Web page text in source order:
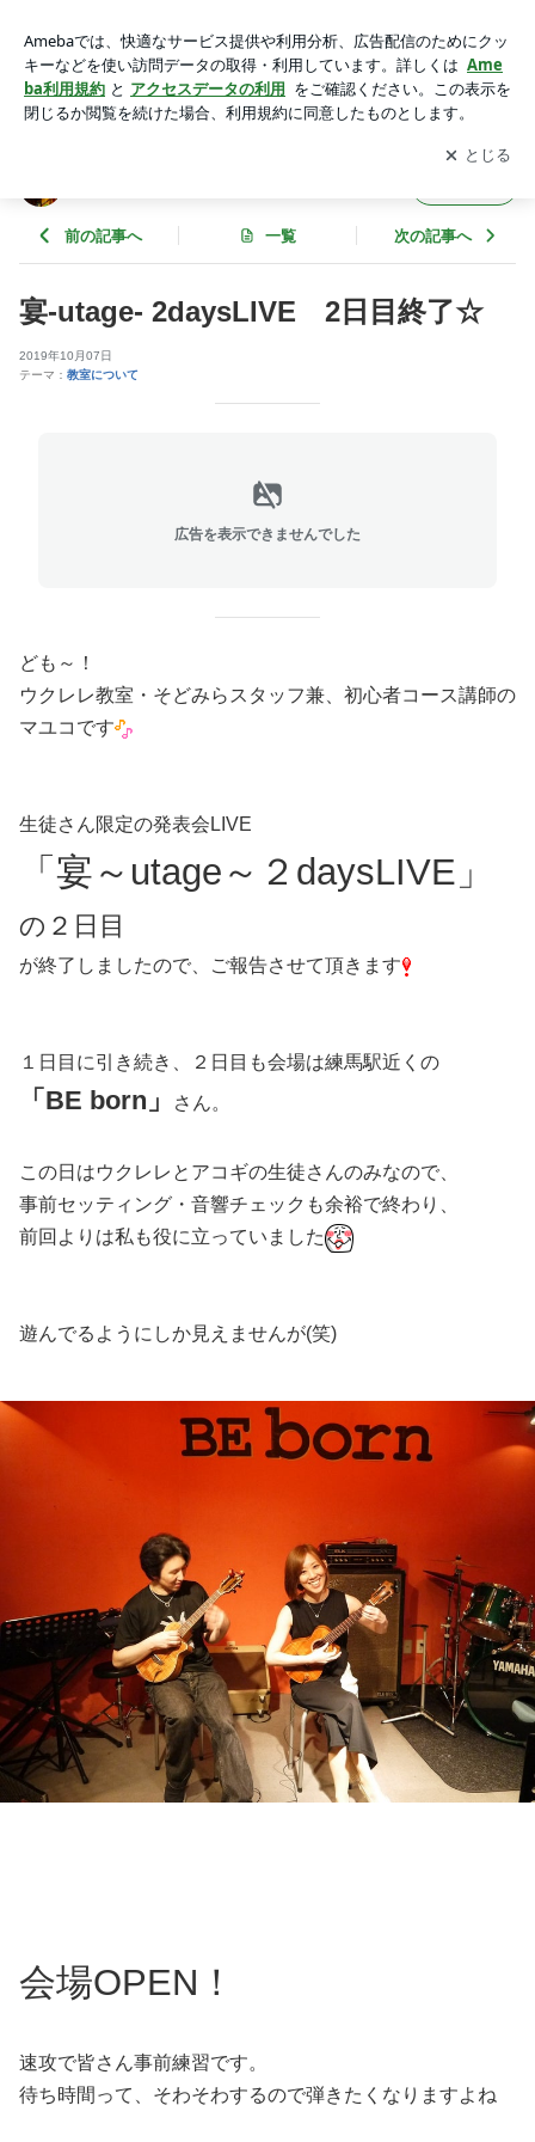
のブログアプリをダウンロードして ブログの更新通知
を受け取りまし
ょう。
開く
前の記事へ 一覧 次の記事へ
宴-utage- 2daysLIVE 2日目終了☆
2019年10月07日
テーマ： 教室について
広告を表示できませんでした
ども～！
ウクレレ教室・そどみらスタッフ兼、初心者コース講師の
マユコです
生徒さん限定の発表会LIVE
「宴～utage～２daysLIVE」
の２日目
が終了しましたので、ご報告させて頂きます
１日目に引き続き、２日目も会場は練馬駅近くの
「BE born」 さん。
この日はウクレレとアコギの生徒さんのみなので、
事前セッティング・音響チェックも余裕で終わり、
前回よりは私も役に立っていました
遊んでるようにしか見えませんが(笑)
会場OPEN！
速攻で皆さん事前練習です。
待ち時間って、そわそわするので弾きたくなりますよね